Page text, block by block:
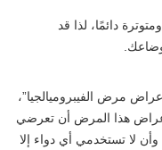
دائمًا، لذا قد
مرض الفيبروميالجيا”،
هذا المرض أن تعرضي
تستخدمي أي دواء إلا